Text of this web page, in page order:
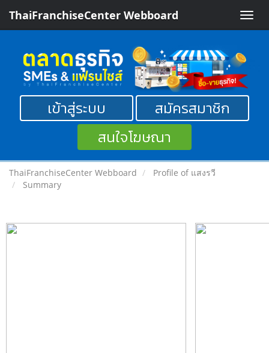
Toggle
ThaiFranchiseCenter Webboard
เข้าสู่ระบบ
สมัครสมาชิก
สนใจโฆษณา
ThaiFranchiseCenter Webboard
Profile of แสงรวี
Summary